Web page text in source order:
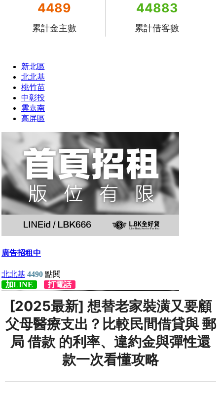
4489
累計金主數
44883
累計借客數
[2025最新] 想替老家裝潢又要顧
父母醫療支出？比較民間借貸與 郵
局 借款 的利率、違約金與彈性還
款一次看懂攻略